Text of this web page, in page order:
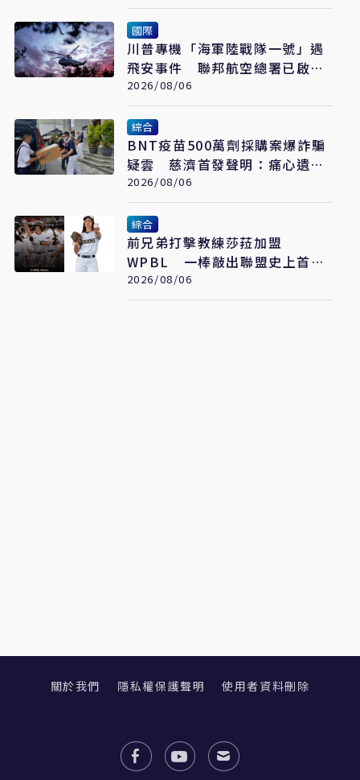
國際
川普專機「海軍陸戰隊一號」遇
飛安事件 聯邦航空總署已啟動
調查
2026/08/06
綜合
BNT疫苗500萬劑採購案爆詐騙
疑雲 慈濟首發聲明：痛心遺
憾 配合司法將追究權益
2026/08/06
綜合
前兄弟打擊教練莎菈加盟
WPBL 一棒敲出聯盟史上首支
滿貫砲
2026/08/06
關於我們 隱私權保護聲明 使用者資料刪除